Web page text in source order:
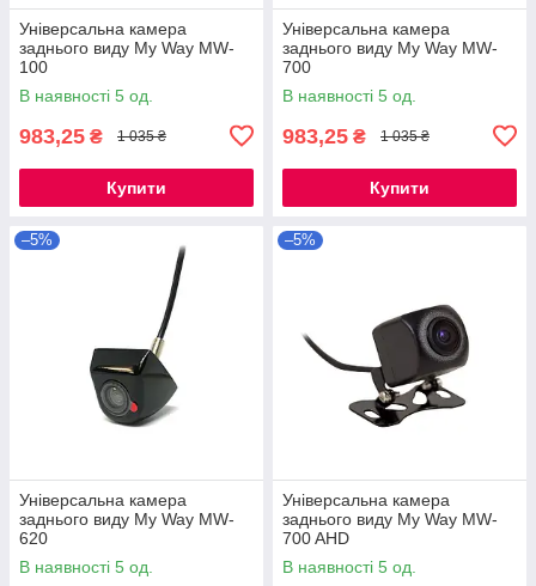
Універсальна камера
заднього виду My Way MW-
100
В наявності 5 од.
983,25 ₴ 1 035 ₴
Купити
Універсальна камера
заднього виду My Way MW-
700
В наявності 5 од.
983,25 ₴ 1 035 ₴
Купити
–5%
Універсальна камера
заднього виду My Way MW-
620
В наявності 5 од.
–5%
Універсальна камера
заднього виду My Way MW-
700 AHD
В наявності 5 од.